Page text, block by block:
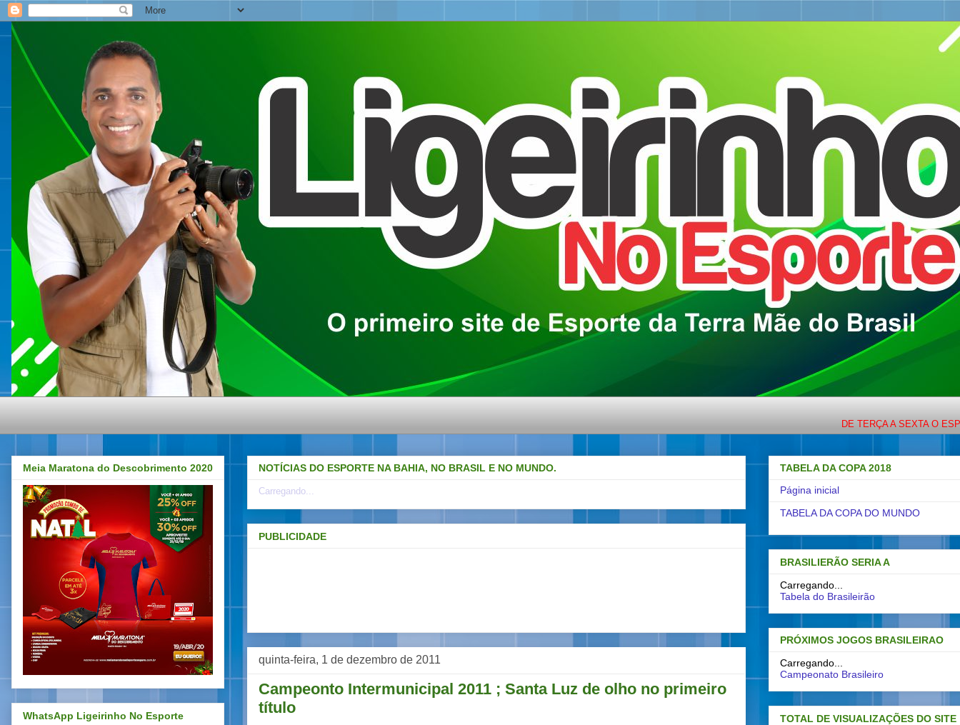
DE TERÇA A SEXTA O ESPORTE
NOTÍCIAS DO ESPORTE NA BAHIA, NO BRASIL E NO MUNDO.
Carregando...
PUBLICIDADE
quinta-feira, 1 de dezembro de 2011
Campeonto Intermunicipal 2011 ; Santa Luz de olho no primeiro
título
Meia Maratona do Descobrimento 2020
WhatsApp Ligeirinho No Esporte
TABELA DA COPA 2018
Página inicial
TABELA DA COPA DO MUNDO
BRASILIERÃO SERIA A
Carregando...
Tabela do Brasileirão
PRÓXIMOS JOGOS BRASILEIRAO
Carregando...
Campeonato Brasileiro
TOTAL DE VISUALIZAÇÕES DO SITE